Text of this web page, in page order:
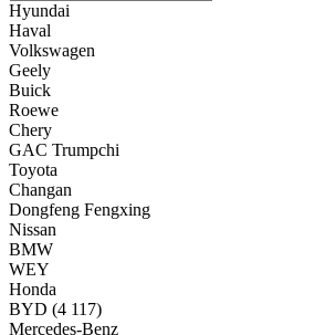
Hyundai
Haval
Volkswagen
Geely
Buick
Roewe
Chery
GAC Trumpchi
Toyota
Changan
Dongfeng Fengxing
Nissan
BMW
WEY
Honda
BYD (4 117)
Mercedes-Benz